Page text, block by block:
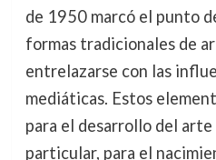
de 1950 marcó el punto
formas tradicionales de
entrelazarse con las
mediáticas. Estos
para el desarrollo del
particular, para el